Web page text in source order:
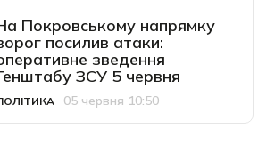
Покровському напрямку
посилив атаки:
зведення
ЗСУ 5 червня
публікації
05 червня 10:50